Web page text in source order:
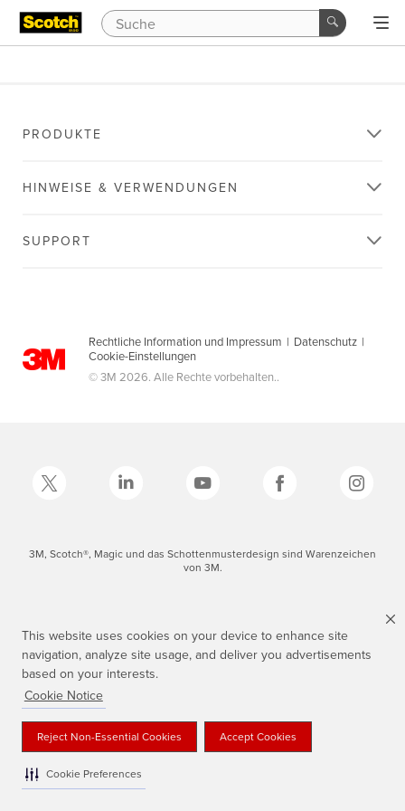
This website uses cookies on your device to enhance site
navigation, analyze site usage, and deliver you advertisements
based on your interests.
Cookie Notice
Reject Non-Essential Cookies Accept Cookies
Cookie Preferences
PRODUKTE
HINWEISE & VERWENDUNGEN
SUPPORT
Rechtliche Information und Impressum | Datenschutz |
Cookie-Einstellungen
© 3M 2026. Alle Rechte vorbehalten..
3M, Scotch®, Magic und das Schottenmusterdesign sind Warenzeichen
von 3M.